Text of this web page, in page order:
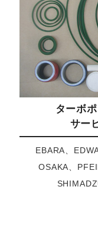
ターボ
サー
EBARA、
OSAKA、